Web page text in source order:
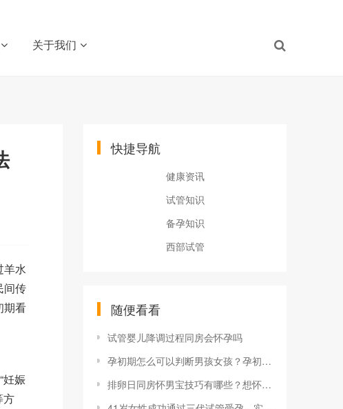
关于我们
水
间传
期看
妊娠
方
快捷导航
健康资讯
试管知识
备孕知识
西部试管
随便看看
试管婴儿降调过程同房会怀孕吗
孕初期怎么可以判断男孩女孩？孕初期看男孩女孩准吗？
排卵日同房怀男宝技巧有哪些？想怀男宝宝备孕前吃啥？